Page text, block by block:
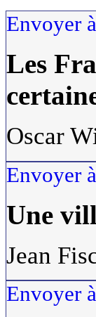
Envoyer
Les
Oscar
Envoyer
Une
Jean
Envoyer